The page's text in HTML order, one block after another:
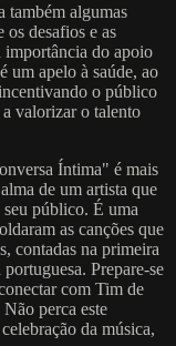
também algumas
os desafios e as
importância do apoio
um apelo à saúde, ao
o público
valorizar o talento
Íntima" é mais
de um artista que
seu público. É uma
as canções que
contadas na primeira
Prepare-se
com Tim de
perca este
da música,